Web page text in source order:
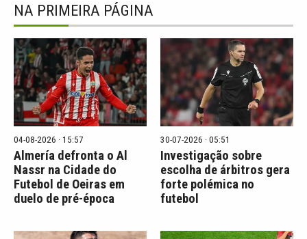
NA PRIMEIRA PÁGINA
04-08-2026 · 15:57
Almería defronta o Al
Nassr na Cidade do
Futebol de Oeiras em
duelo de pré-época
30-07-2026 · 05:51
Investigação sobre
escolha de árbitros gera
forte polémica no
futebol